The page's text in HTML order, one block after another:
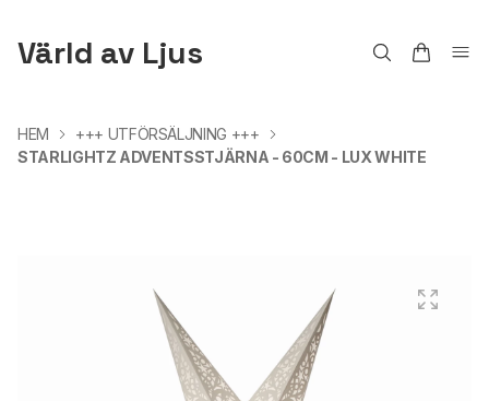
Värld av Ljus
HEM
+++ UTFÖRSÄLJNING +++
STARLIGHTZ ADVENTSSTJÄRNA - 60CM - LUX WHITE